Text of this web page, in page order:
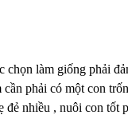
chọn làm giống phải
phải có một con
đẻ nhiều , nuôi con tốt